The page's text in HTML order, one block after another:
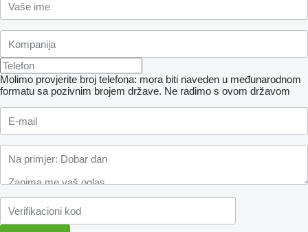
Molimo provjerite broj telefona: mora biti naveden u međunarodnom
formatu sa pozivnim brojem države. Ne radimo s ovom državom